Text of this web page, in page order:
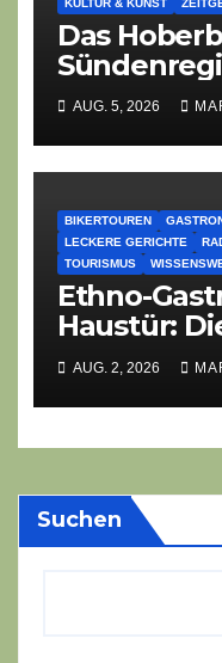
KULTUR & KUNST
Das
eines
Dorffest-
AUG. 5, 2026
BIKERTOUREN
LECKERE GERICHTE
TOURISMUS
Ethno-
Haustür:
Gasthofs
AUG. 2, 2026
Suchen